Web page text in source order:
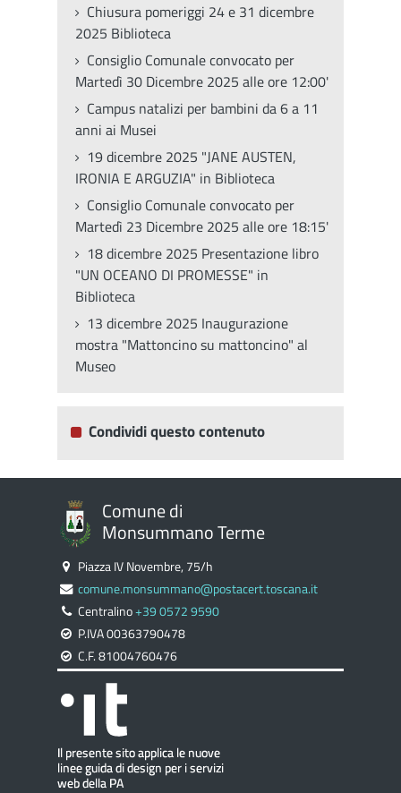
Chiusura pomeriggi 24 e 31 dicembre
2025 Biblioteca
Consiglio Comunale convocato per
Martedì 30 Dicembre 2025 alle ore 12:00'
Campus natalizi per bambini da 6 a 11
anni ai Musei
19 dicembre 2025 "JANE AUSTEN,
IRONIA E ARGUZIA" in Biblioteca
Consiglio Comunale convocato per
Martedì 23 Dicembre 2025 alle ore 18:15'
18 dicembre 2025 Presentazione libro
"UN OCEANO DI PROMESSE" in
Biblioteca
13 dicembre 2025 Inaugurazione
mostra "Mattoncino su mattoncino" al
Museo
Condividi questo contenuto
Comune di
Monsummano Terme
Piazza IV Novembre, 75/h
comune.monsummano@postacert.toscana.it
Centralino+39 0572 9590
P.IVA 00363790478
C.F. 81004760476